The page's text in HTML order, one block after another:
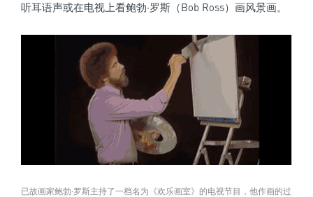
听耳语声或在电视上看鲍勃·罗斯（Bob Ross）画风景画。
已故画家鲍勃·罗斯主持了一档名为《欢乐画室》的电视节目，他作画的过